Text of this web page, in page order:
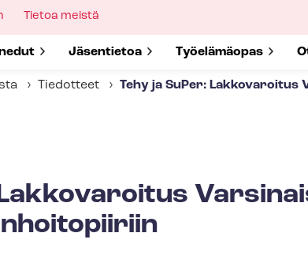
submenu forShow submenu for
Jäsentietoa Show submenu for
Työelämäopas
Show
Tietoa meistä
Tiedotteet Tehy ja SuPer: Lakkovaroitus